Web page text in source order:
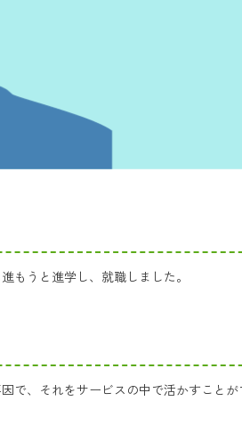
もうと進学し、就職しました。
で、それをサービスの中で活かすことが